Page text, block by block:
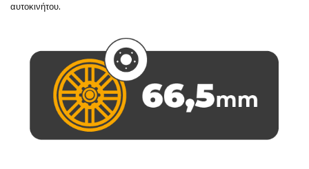
αυτοκινήτου.